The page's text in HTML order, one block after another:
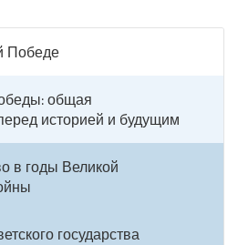
Победе
общая
историей и будущим
в годы Великой
государства